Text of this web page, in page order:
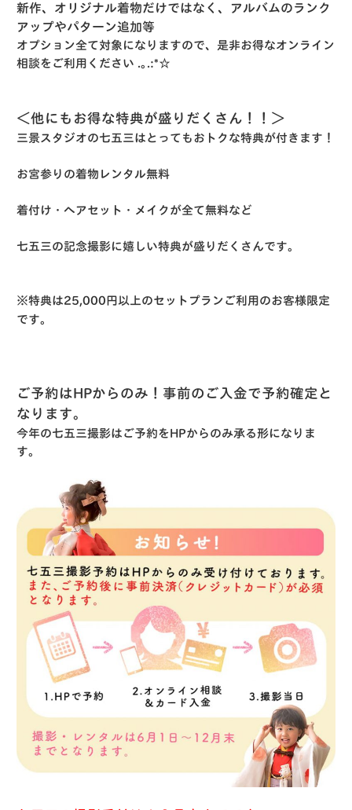
新作、オリジナル着物だけではなく、アルバムのランク
アップやパターン追加等
オプション全て対象になりますので、是非お得なオンライン
相談をご利用ください .｡.:*☆
＜他にもお得な特典が盛りだくさん！！＞
三景スタジオの七五三はとってもおトクな特典が付きます！
お宮参りの着物レンタル無料
着付け・ヘアセット・メイクが全て無料など
七五三の記念撮影に嬉しい特典が盛りだくさんです。
※特典は25,000円以上のセットプランご利用のお客様限定
です。
ご予約はHPからのみ！事前のご入金で予約確定と
なります。
今年の七五三撮影はご予約をHPからのみ承る形になりま
す。